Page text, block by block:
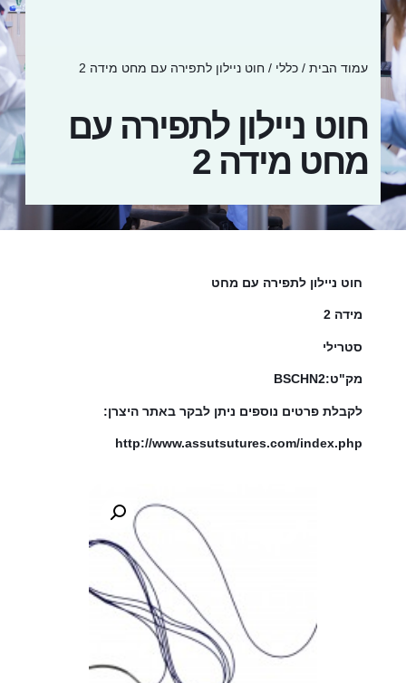
עמוד הבית / כללי / חוט ניילון לתפירה עם מחט מידה 2
חוט ניילון לתפירה עם
מחט מידה 2
חוט ניילון לתפירה עם מחט
מידה 2
סטרילי
מק"ט:BSCHN2
לקבלת פרטים נוספים ניתן לבקר באתר היצרן:
http://www.assutsutures.com/index.php